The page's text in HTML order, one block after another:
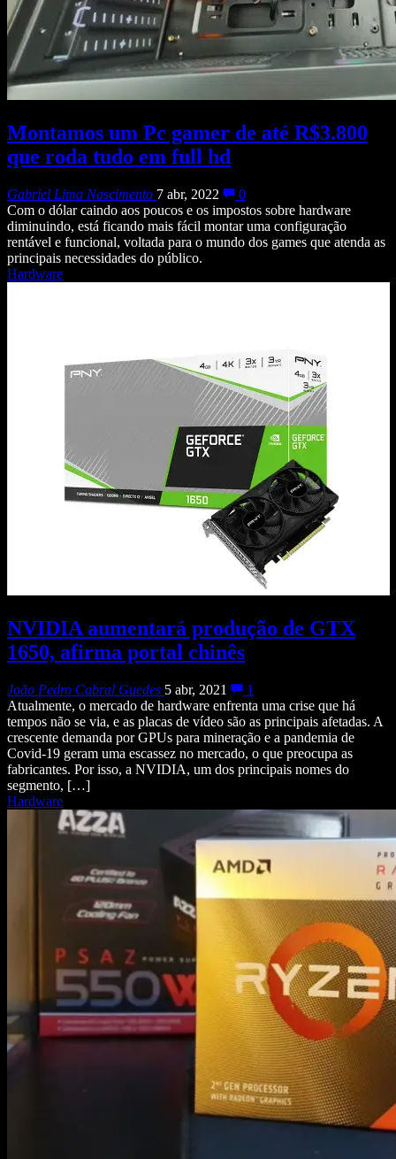
Montamos um Pc gamer de até R$3.800
que roda tudo em full hd
Gabriel Lima Nascimento 7 abr, 2022
0
Com o dólar caindo aos poucos e os impostos sobre hardware
diminuindo, está ficando mais fácil montar uma configuração
rentável e funcional, voltada para o mundo dos games que atenda as
principais necessidades do público.
Hardware
NVIDIA aumentará produção de GTX
1650, afirma portal chinês
João Pedro Cabral Guedes 5 abr, 2021
1
Atualmente, o mercado de hardware enfrenta uma crise que há
tempos não se via, e as placas de vídeo são as principais afetadas. A
crescente demanda por GPUs para mineração e a pandemia de
Covid-19 geram uma escassez no mercado, o que preocupa as
fabricantes. Por isso, a NVIDIA, um dos principais nomes do
segmento, […]
Hardware